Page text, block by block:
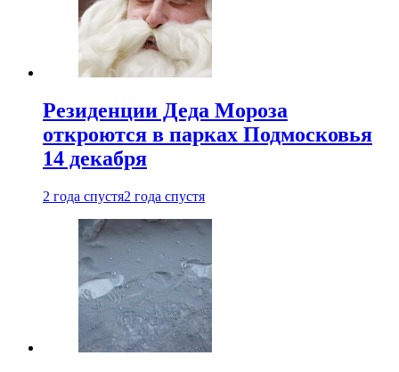
Резиденции Деда Мороза
откроются в парках Подмосковья
14 декабря
2 года спустя2 года спустя